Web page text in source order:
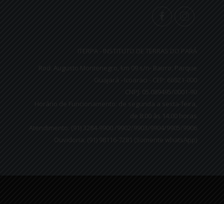
ITERPA - INSTITUTO DE TERRAS DO PARÁ
Rod. Augusto Montenegro, km 09 s/n- Bairro: Parque
Guajará - Icoaraci - CEP: 66821-000
CNPJ: 05.089495/0001-90
Horário de Funcionamento: de segunda a sexta-feira,
de 8:00 às 14:00 horas
Atendimento: (91) 3284-9900 /9902/9903/9904/9905/9906
Ouvidoria: (91) 98116-7281 (Somente whatsApp)